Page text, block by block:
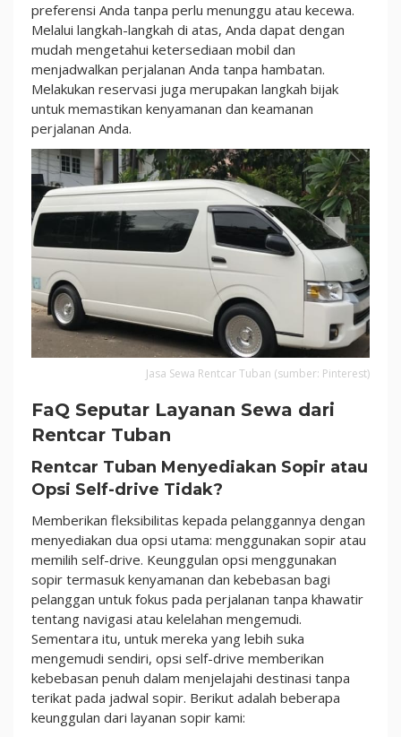
preferensi Anda tanpa perlu menunggu atau kecewa.
Melalui langkah-langkah di atas, Anda dapat dengan
mudah mengetahui ketersediaan mobil dan
menjadwalkan perjalanan Anda tanpa hambatan.
Melakukan reservasi juga merupakan langkah bijak
untuk memastikan kenyamanan dan keamanan
perjalanan Anda.
Jasa Sewa Rentcar Tuban (sumber: Pinterest)
FaQ Seputar Layanan Sewa dari
Rentcar Tuban
Rentcar Tuban Menyediakan Sopir atau
Opsi Self-drive Tidak?
Memberikan fleksibilitas kepada pelanggannya dengan
menyediakan dua opsi utama: menggunakan sopir atau
memilih self-drive. Keunggulan opsi menggunakan
sopir termasuk kenyamanan dan kebebasan bagi
pelanggan untuk fokus pada perjalanan tanpa khawatir
tentang navigasi atau kelelahan mengemudi.
Sementara itu, untuk mereka yang lebih suka
mengemudi sendiri, opsi self-drive memberikan
kebebasan penuh dalam menjelajahi destinasi tanpa
terikat pada jadwal sopir. Berikut adalah beberapa
keunggulan dari layanan sopir kami: